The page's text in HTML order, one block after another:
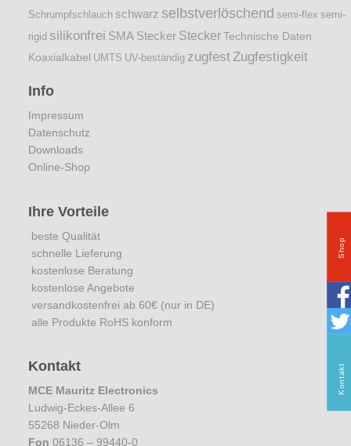
Schrumpfschlauch schwarz selbstverlöschend semi-flex semi-
rigid silikonfrei SMA Stecker Stecker Technische Daten
Koaxialkabel UMTS UV-beständig zugfestZugfestigkeit
Info
Impressum
Datenschutz
Downloads
Online-Shop
Ihre Vorteile
beste Qualität
schnelle Lieferung
kostenlose Beratung
kostenlose Angebote
versandkostenfrei ab 60€ (nur in DE)
alle Produkte RoHS konform
Kontakt
MCE Mauritz Electronics
Ludwig-Eckes-Allee 6
55268 Nieder-Olm
Fon 06136 – 99440-0
Shop
Kontakt